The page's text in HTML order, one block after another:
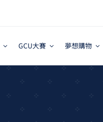
GCU大賽 夢想購物